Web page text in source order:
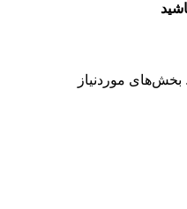
بخش‌های موردنیاز